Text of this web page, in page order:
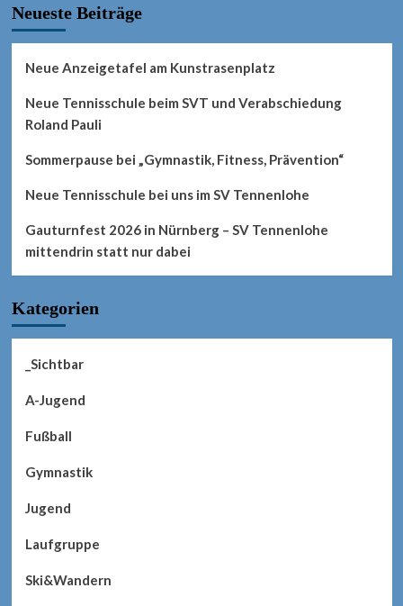
Neueste Beiträge
Neue Anzeigetafel am Kunstrasenplatz
Neue Tennisschule beim SVT und Verabschiedung
Roland Pauli
Sommerpause bei „Gymnastik, Fitness, Prävention“
Neue Tennisschule bei uns im SV Tennenlohe
Gauturnfest 2026 in Nürnberg – SV Tennenlohe
mittendrin statt nur dabei
Kategorien
_Sichtbar
A-Jugend
Fußball
Gymnastik
Jugend
Laufgruppe
Ski&Wandern